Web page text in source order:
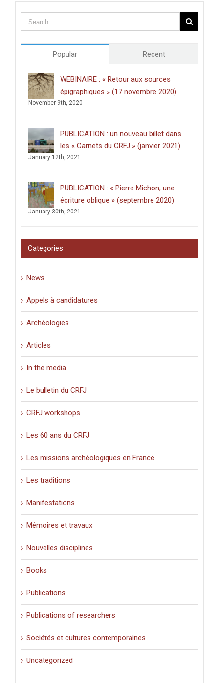
Cult
or
everyday
Popular Recent
WEBINAIRE : « Retour aux sources
épigraphiques » (17 novembre 2020)
November 9th, 2020
PUBLICATION : un nouveau billet dans
les « Carnets du CRFJ » (janvier 2021)
January 12th, 2021
PUBLICATION : « Pierre Michon, une
écriture oblique » (septembre 2020)
January 30th, 2021
Categories
News
Appels à candidatures
Archéologies
Articles
In the media
Le bulletin du CRFJ
CRFJ workshops
Les 60 ans du CRFJ
Les missions archéologiques en France
Les traditions
Manifestations
Mémoires et travaux
Nouvelles disciplines
Books
Publications
Publications of researchers
Sociétés et cultures contemporaines
Uncategorized